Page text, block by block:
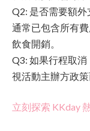
Q2: 是否需要額外
通常已包含所有
飲食開銷。
Q3: 如果行程取消
視活動主辦方政
立刻探索 KKday